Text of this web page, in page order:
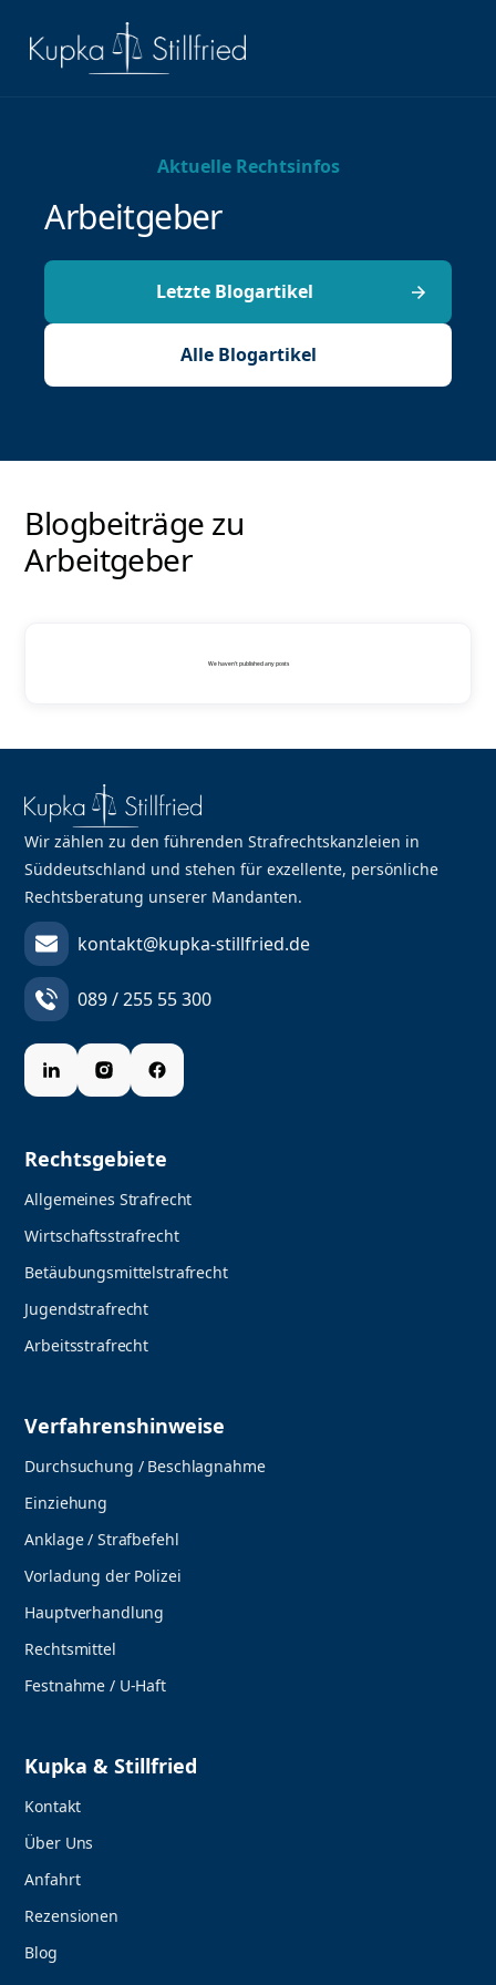
Aktuelle Rechtsinfos
Arbeitgeber
Letzte Blogartikel
Alle Blogartikel
Blogbeiträge zu
Arbeitgeber
We haven't published any posts
Wir zählen zu den führenden Strafrechtskanzleien in
Süddeutschland und stehen für exzellente, persönliche
Rechtsberatung unserer Mandanten.
kontakt@kupka-stillfried.de
089 / 255 55 300
Rechtsgebiete
Allgemeines Strafrecht
Wirtschaftsstrafrecht
Betäubungsmittelstrafrecht
Jugendstrafrecht
Arbeitsstrafrecht
Verfahrenshinweise
Durchsuchung / Beschlagnahme
Einziehung
Anklage / Strafbefehl
Vorladung der Polizei
Hauptverhandlung
Rechtsmittel
Festnahme / U-Haft
Kupka & Stillfried
Kontakt
Über Uns
Anfahrt
Rezensionen
Blog